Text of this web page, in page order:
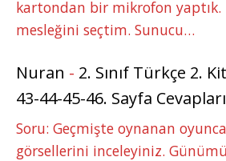
kartondan bir mikrofon yaptık.
mesleğini seçtim. Sunucu…
Nuran - 2. Sınıf Türkçe 2.
43-44-45-46. Sayfa Cevapları
Soru: Geçmişte oynanan
görsellerini inceleyiniz.